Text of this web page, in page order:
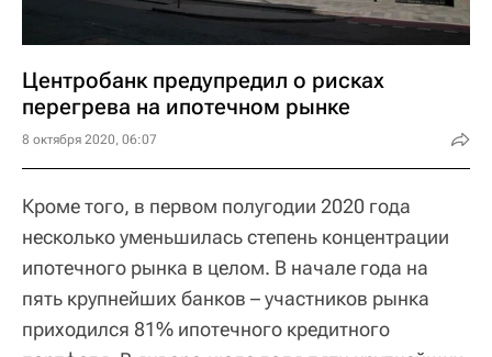
Центробанк предупредил о рисках
перегрева на ипотечном рынке
8 октября 2020, 06:07
Кроме того, в первом полугодии 2020 года
несколько уменьшилась степень концентрации
ипотечного рынка в целом. В начале года на
пять крупнейших банков – участников рынка
приходился 81% ипотечного кредитного